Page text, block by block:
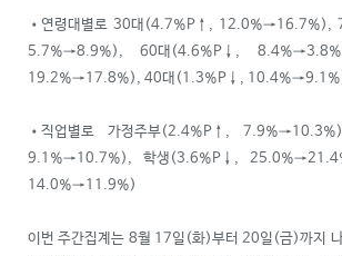
•연령대별로 30대(4.7%P↑, 12.0%→16.7%),
5.7%→8.9%), 60대(4.6%P↓,
19.2%→17.8%), 40대(1.3%P↓,
•직업별로 가정주부(2.4%P↑,
9.1%→10.7%), 학생(3.6%P↓,
14.0%→11.9%)
이번 주간집계는 8월 17일(화)부터 20일(금)까지